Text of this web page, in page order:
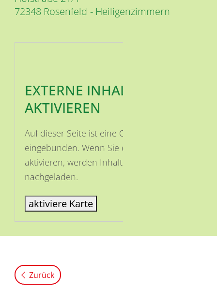
Heiligenzimmern
72348 Rosenfeld
EXTERNE INHALTE
AKTIVIEREN
Auf dieser Seite ist eine OSM Karte
eingebunden. Wenn Sie die Karte
aktivieren, werden Inhalte von OSM
nachgeladen.
aktiviere Karte
Zurück